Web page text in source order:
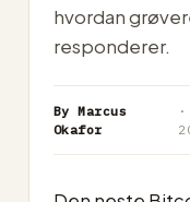
hvordan
responderer.
By Marcus
Okafor